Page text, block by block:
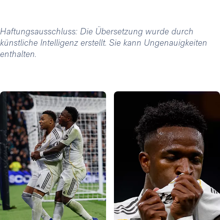
Haftungsausschluss: Die Übersetzung wurde durch
künstliche Intelligenz erstellt. Sie kann Ungenauigkeiten
enthalten.